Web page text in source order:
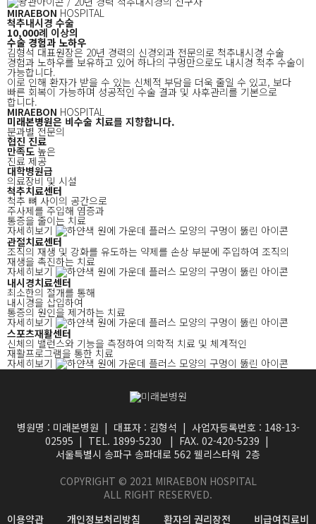
MIRAEBON HOSPITAL
척추내시경 수술
10,000례 이상의
수술 경험과 노하우
김형석 대표원장은 20년 경력의 신경외과 전문의로 척추내시경 수술
경험과 노하우를 보유하고 있어 하나의 구멍만으로도 내시경 척추 수술이
가능합니다.
이로 인해 환자가 받을 수 있는 신체적 부담을 더욱 줄일 수 있고, 보다
빠른 회복이 가능하며 성공적인 수술 결과 및 사후관리를 기본으로
합니다.
MIRAEBON HOSPITAL
미래본병원은 비수술 치료를 지향합니다.
분과별 전문의
협진 진료
만족도 높은
진료 제공
대학병원급
의료장비 및 시설
척추치료센터
척추 뼈 사이의 공간으로
주사제를 주입해 염증과
통증을 줄이는 치료
자세히보기
관절치료센터
조직의 재생 및 강화를 유도하는 약제를 손상 부분에 주입하여 조직의
재생을 촉진하는 치료
자세히보기
내시경치료센터
최소한의 절개를 통해
내시경을 삽입하여
통증의 원인을 제거하는 치료
자세히보기
스포츠재활센터
신체의 밸런스와 기능을 측정하여 의학적 치료 및 체계적인
재활프로그램을 통한 치료
자세히보기
병원명 : 미래본병원 | 대표자 : 김형석 | 사업자등록번호 : 148-13-
02595 | TEL. 1899-5230 | FAX. 02-420-5239 |
서울특별시 송파구 송파대로 562 웰리스타워 2층
COPYRIGHT © 2021 MIRAEBON HOSPITAL
ALL RIGHT RESERVED.
이용약관
개인정보처리방침 환자의 권리장전 비급여진료비